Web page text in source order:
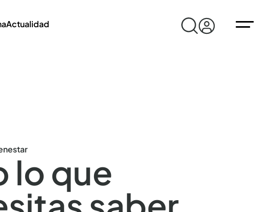
Actualidad
lo que